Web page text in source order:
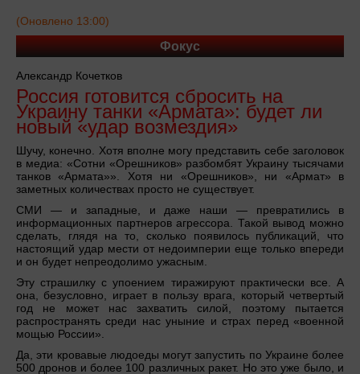
(Оновлено 13:00)
Фокус
Александр Кочетков
Россия готовится сбросить на
Украину танки «Армата»: будет ли
новый «удар возмездия»
Шучу, конечно. Хотя вполне могу представить себе заголовок
в медиа: «Сотни «Орешников» разбомбят Украину тысячами
танков «Армата»». Хотя ни «Орешников», ни «Армат» в
заметных количествах просто не существует.
СМИ — и западные, и даже наши — превратились в
информационных партнеров агрессора. Такой вывод можно
сделать, глядя на то, сколько появилось публикаций, что
настоящий удар мести от недоимперии еще только впереди
и он будет непреодолимо ужасным.
Эту страшилку с упоением тиражируют практически все. А
она, безусловно, играет в пользу врага, который четвертый
год не может нас захватить силой, поэтому пытается
распространять среди нас уныние и страх перед «военной
мощью России».
Да, эти кровавые людоеды могут запустить по Украине более
500 дронов и более 100 различных ракет. Но это уже было, и